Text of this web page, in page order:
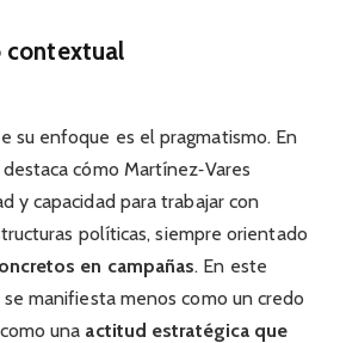
contextual
su enfoque es el pragmatismo. En
cómo Martínez‑Vares
y capacidad para trabajar con
políticas, siempre orientado
en campañas. En este
manifiesta menos como un credo
una actitud estratégica que